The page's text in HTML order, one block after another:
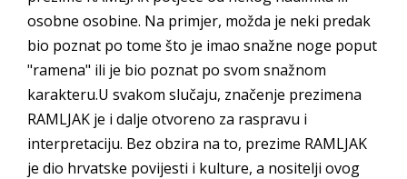
osobne osobine. Na primjer, možda je neki predak
bio poznat po tome što je imao snažne noge poput
"ramena" ili je bio poznat po svom snažnom
karakteru.U svakom slučaju, značenje prezimena
RAMLJAK je i dalje otvoreno za raspravu i
interpretaciju. Bez obzira na to, prezime RAMLJAK
je dio hrvatske povijesti i kulture, a nositelji ovog